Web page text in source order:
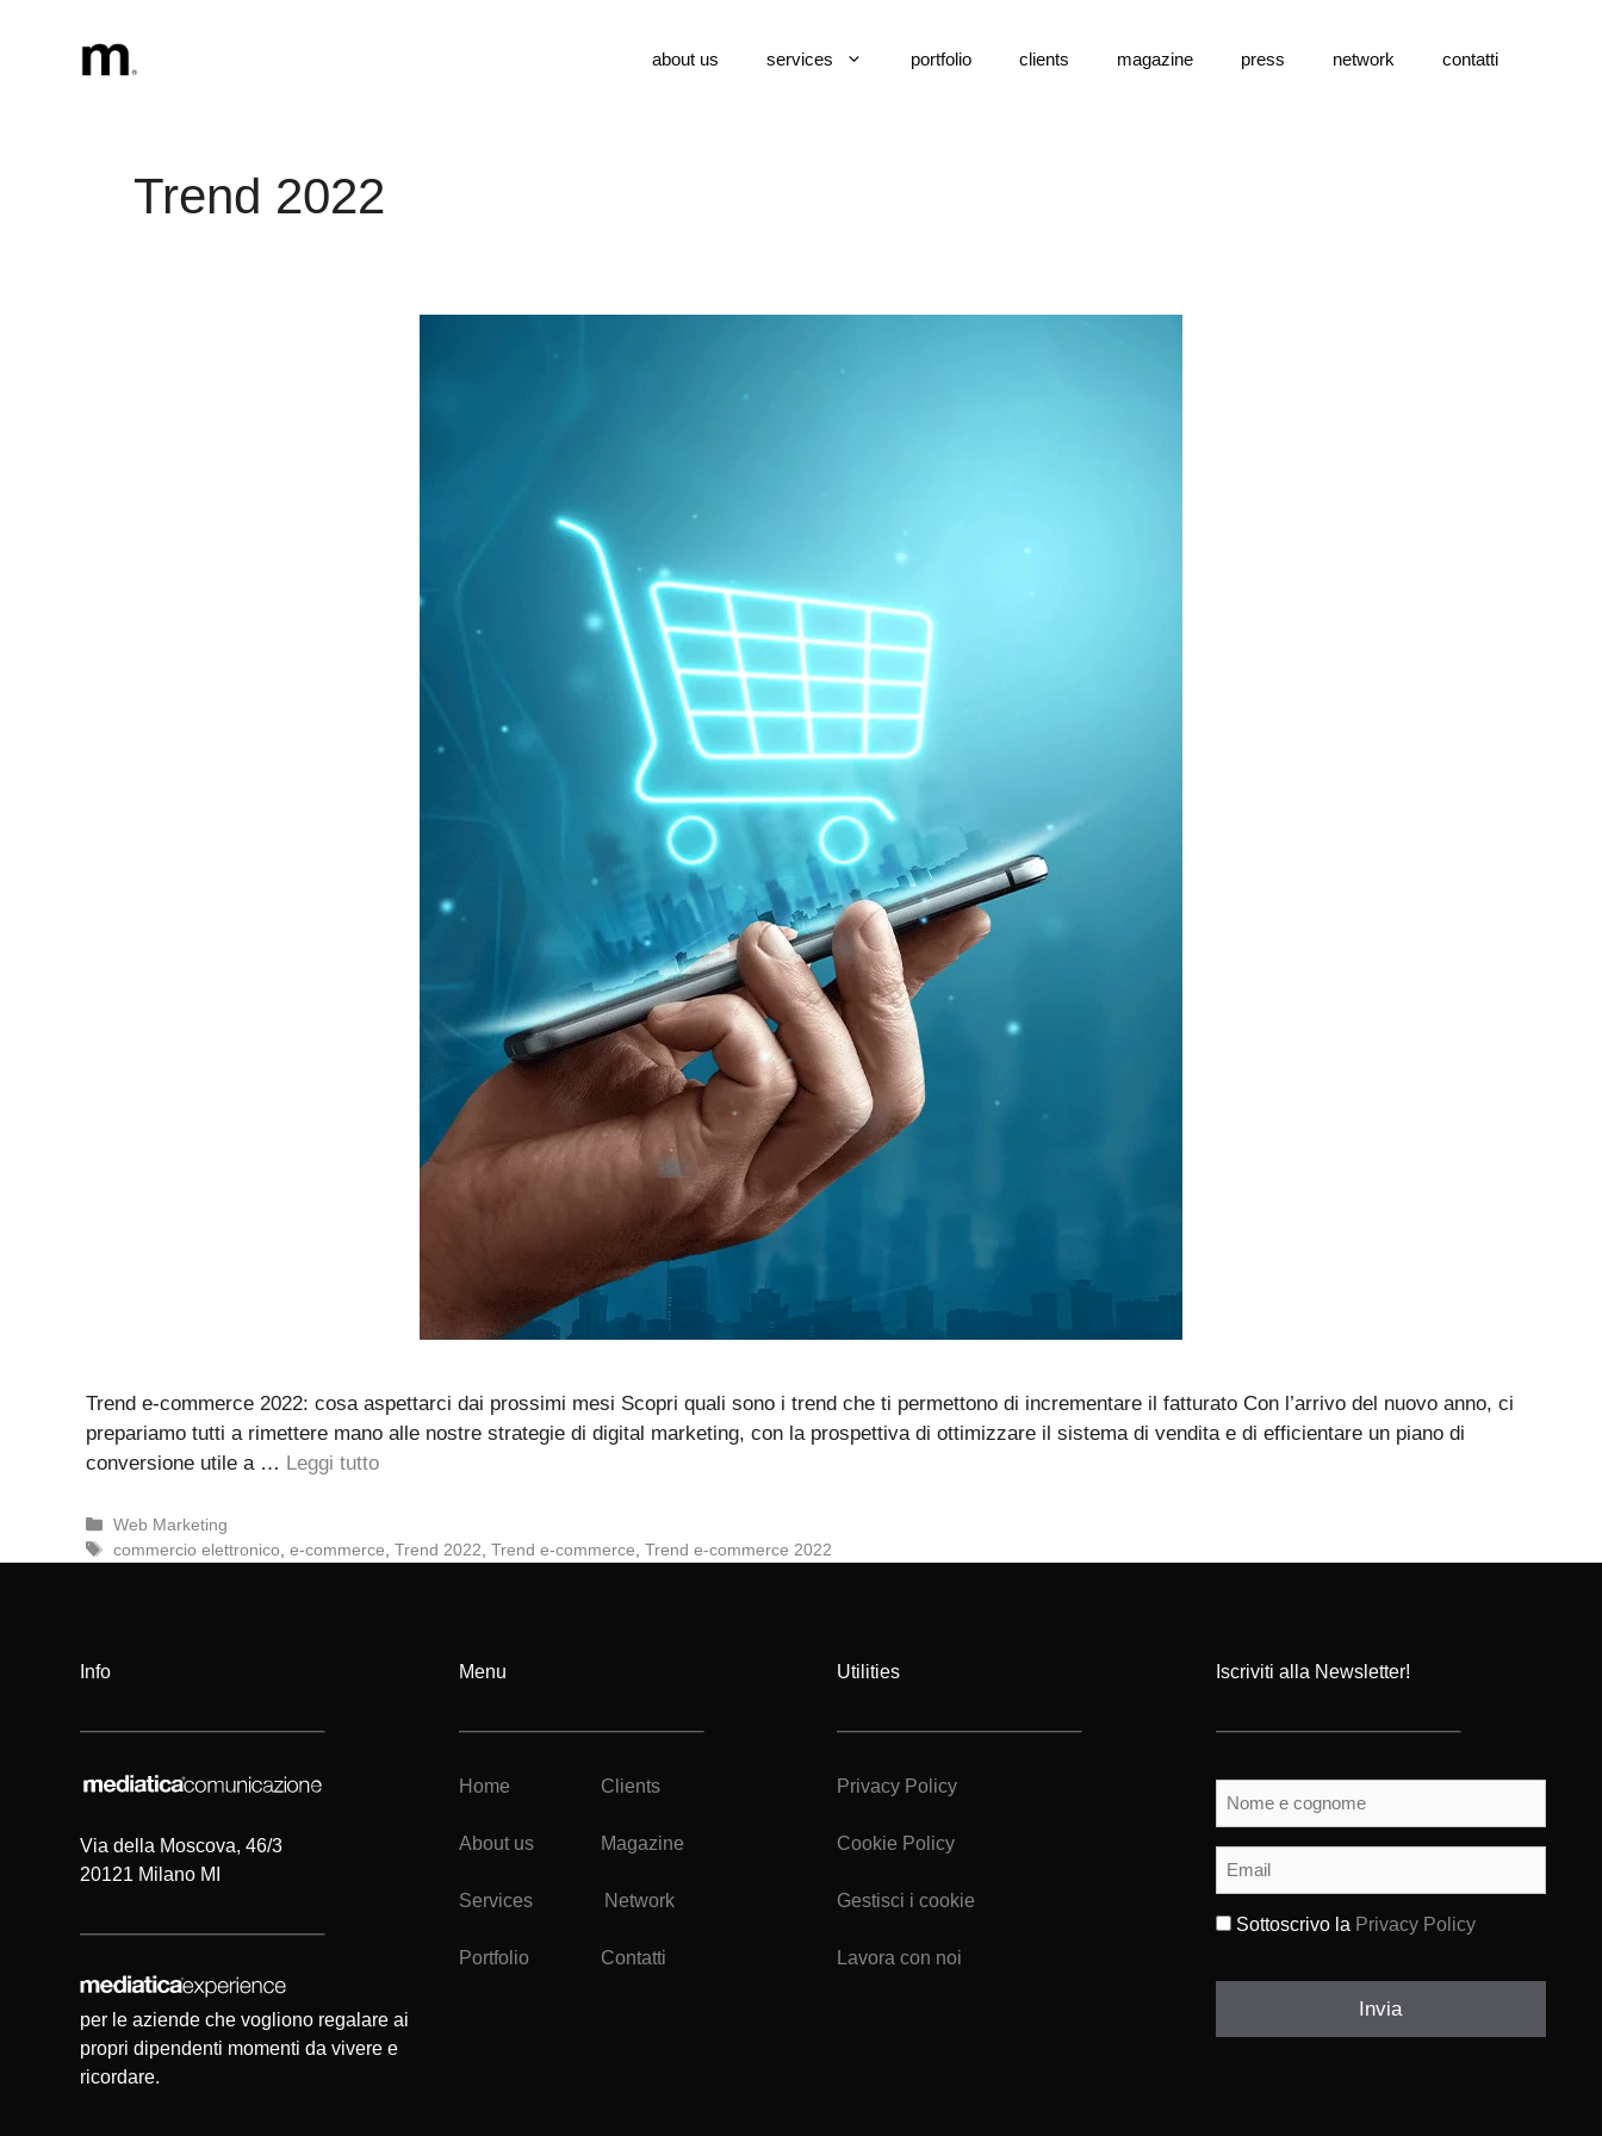
contenuto
about us services portfolio clients magazine press network contatti
Trend 2022
Trend e-commerce 2022: cosa aspettarci dai prossimi mesi Scopri quali sono i trend che ti permettono di incrementare il fatturato Con l’arrivo del nuovo anno, ci
prepariamo tutti a rimettere mano alle nostre strategie di digital marketing, con la prospettiva di ottimizzare il sistema di vendita e di efficientare un piano di
conversione utile a … Leggi tutto
Categorie
Web Marketing
Tag
commercio elettronico ,e-commerce ,Trend 2022 ,Trend e-commerce ,Trend e-commerce 2022
Info
Via della Moscova, 46/3
20121 Milano MI
per le aziende che vogliono regalare ai
propri dipendenti momenti da vivere e
ricordare.
Menu
Home Clients
About us Magazine
Services Network
Portfolio Contatti
Utilities
Privacy Policy
Cookie Policy
Gestisci i cookie
Lavora con noi
Iscriviti alla Newsletter!
Nome
cognome(Obbligatorio)
Email (Obbligatorio)
Sottoscrivo la Privacy Policy
Invia